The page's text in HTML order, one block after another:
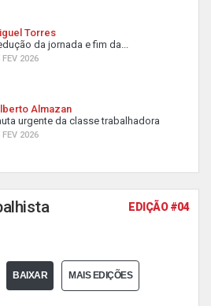
Torres
da jornada e fim da...
FEV 2026
Almazan
urgente da classe trabalhadora
FEV 2026
EDIÇÃO #04
BAIXAR MAIS EDIÇÕES